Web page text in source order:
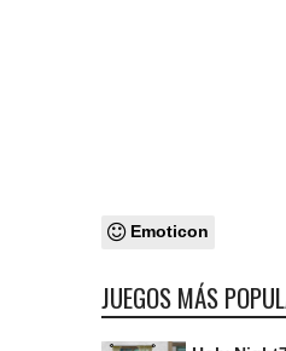
Emoticon
JUEGOS MÁS